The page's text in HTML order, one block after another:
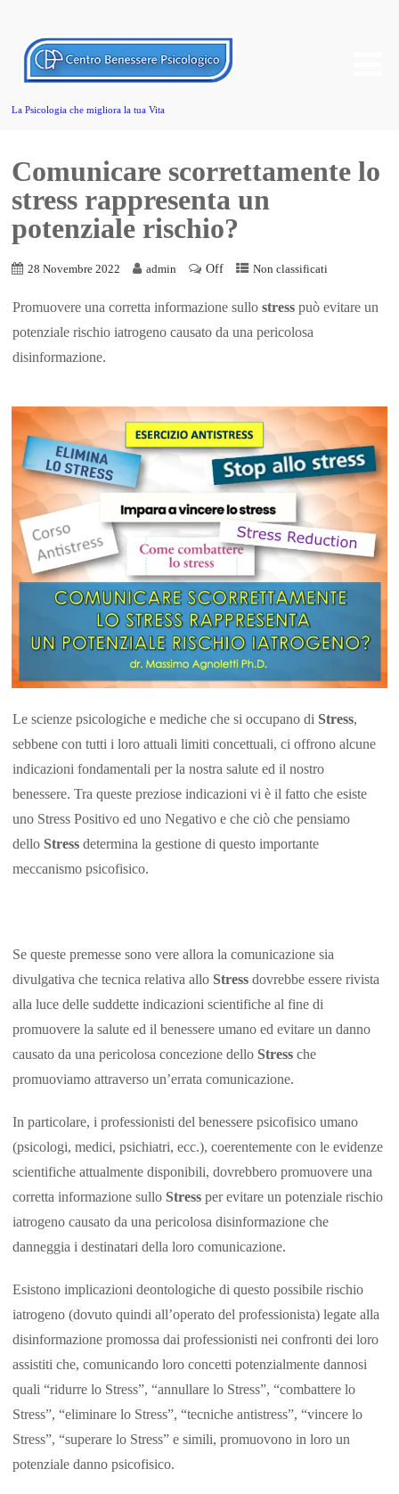
La Psicologia che migliora la tua Vita
Comunicare scorrettamente lo
stress rappresenta un
potenziale rischio?
28 Novembre 2022 admin Off Non classificati
Promuovere una corretta informazione sullostress può evitare un
potenziale rischio iatrogeno causato da una pericolosa
disinformazione.
Le scienze psicologiche e mediche che si occupano di Stress,
sebbene con tutti i loro attuali limiti concettuali, ci offrono alcune
indicazioni fondamentali per la nostra salute ed il nostro
benessere. Tra queste preziose indicazioni vi è il fatto che esiste
uno Stress Positivo ed uno Negativo e che ciò che pensiamo
dello Stress determina la gestione di questo importante
meccanismo psicofisico.
Se queste premesse sono vere allora la comunicazione sia
divulgativa che tecnica relativa allo Stress dovrebbe essere rivista
alla luce delle suddette indicazioni scientifiche al fine di
promuovere la salute ed il benessere umano ed evitare un danno
causato da una pericolosa concezione dello Stress che
promuoviamo attraverso un’errata comunicazione.
In particolare, i professionisti del benessere psicofisico umano
(psicologi, medici, psichiatri, ecc.), coerentemente con le evidenze
scientifiche attualmente disponibili, dovrebbero promuovere una
corretta informazione sullo Stress per evitare un potenziale rischio
iatrogeno causato da una pericolosa disinformazione che
danneggia i destinatari della loro comunicazione.
Esistono implicazioni deontologiche di questo possibile rischio
iatrogeno (dovuto quindi all’operato del professionista) legate alla
disinformazione promossa dai professionisti nei confronti dei loro
assistiti che, comunicando loro concetti potenzialmente dannosi
quali “ridurre lo Stress”, “annullare lo Stress”, “combattere lo
Stress”, “eliminare lo Stress”, “tecniche antistress”, “vincere lo
Stress”, “superare lo Stress” e simili, promuovono in loro un
potenziale danno psicofisico.